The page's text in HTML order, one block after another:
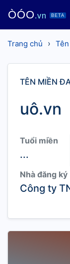
ÒÓO.vn BETA
Trang chủ ›
TÊN MIỀN
uô.vn
Tuổi miền
...
Nhà đăng ký
Công ty